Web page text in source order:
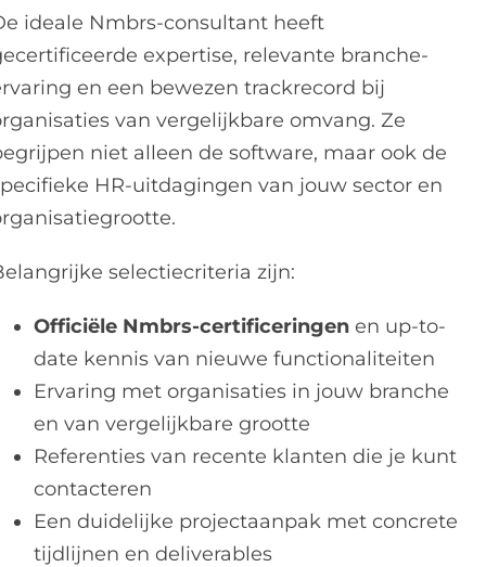
ideale Nmbrs-consultant heeft
expertise, relevante branche-
en een bewezen trackrecord bij
van vergelijkbare omvang. Ze
niet alleen de software, maar ook de
HR-uitdagingen van jouw sector en
selectiecriteria zijn:
Officiële Nmbrs-certificeringen en up-to-
date kennis van nieuwe functionaliteiten
Ervaring met organisaties in jouw branche
en van vergelijkbare grootte
Referenties van recente klanten die je kunt
contacteren
Een duidelijke projectaanpak met concrete
tijdlijnen en deliverables